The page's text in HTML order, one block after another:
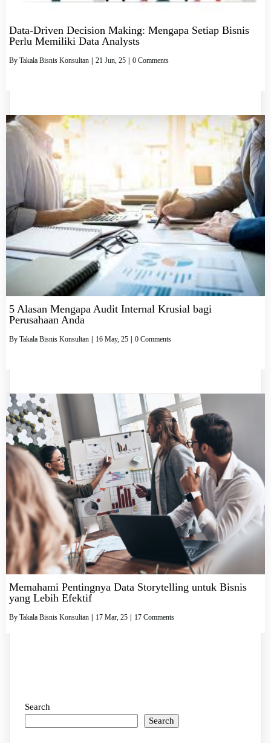
Data-Driven Decision Making: Mengapa Setiap Bisnis
Perlu Memiliki Data Analysts
By Takala Bisnis Konsultan 21 Jun, 25 0 Comments
5 Alasan Mengapa Audit Internal Krusial bagi
Perusahaan Anda
By Takala Bisnis Konsultan | 16 May, 25 | 0 Comments
Memahami Pentingnya Data Storytelling untuk Bisnis
yang Lebih Efektif
By Takala Bisnis Konsultan 17 Mar, 25 17 Comments
Search
Search